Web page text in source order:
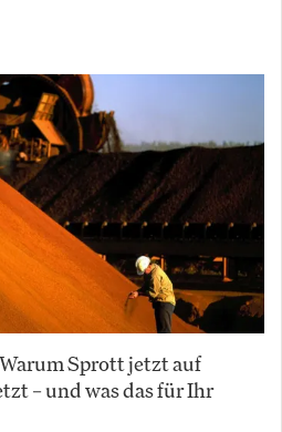
Sprott jetzt auf
– und was das für Ihr